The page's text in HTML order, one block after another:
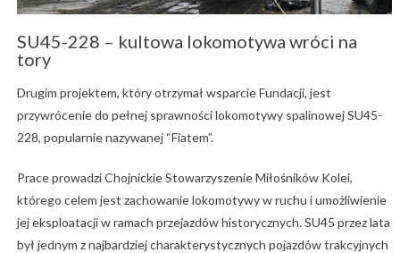
SU45-228 – kultowa lokomotywa wróci na
tory
Drugim projektem, który otrzymał wsparcie Fundacji, jest
przywrócenie do pełnej sprawności lokomotywy spalinowej SU45-
228, popularnie nazywanej “Fiatem”.
Prace prowadzi Chojnickie Stowarzyszenie Miłośników Kolei,
którego celem jest zachowanie lokomotywy w ruchu i umożliwienie
jej eksploatacji w ramach przejazdów historycznych. SU45 przez lata
był jednym z najbardziej charakterystycznych pojazdów trakcyjnych